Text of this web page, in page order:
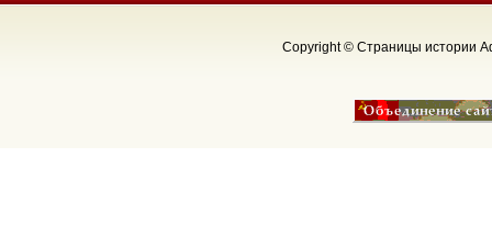
Copyright © Страницы истории